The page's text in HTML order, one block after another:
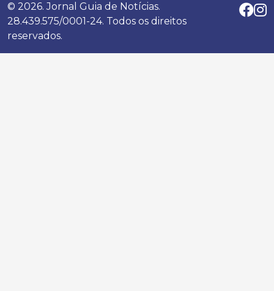
© 2026. Jornal Guia de Notícias.
28.439.575/0001-24. Todos os direitos
reservados.